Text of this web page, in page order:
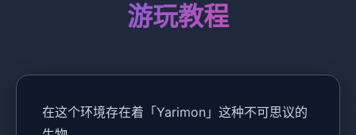
游玩教程
在这个环境存在着「Yarimon」这种不可思议的